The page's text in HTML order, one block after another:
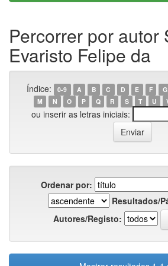
Percorrer por autor
Evaristo Felipe da
Índice: 0-9 A B C D E F G
M
N O P Q R S T U
ou inserir as letras iniciais:
Ordenar por:
Resultados/
Autores/Registo: